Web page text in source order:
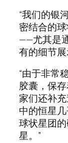
“我们的银
密结合的
——尤其是
有的细节展
“由于非常
胶囊，保
家们还补
中的恒星
球状星团
星。”